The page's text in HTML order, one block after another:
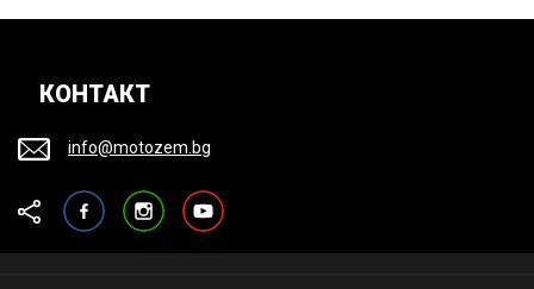
КОНТАКТ
info@motozem.bg
FacebookInstagramYouTube